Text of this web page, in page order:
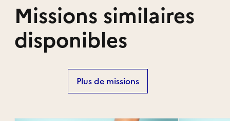
Missions similaires
disponibles
Plus de missions